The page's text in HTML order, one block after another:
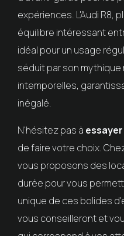
expériences. L'Audi R8,
équilibre intéressant
idéal pour un usage
séduit par son
intemporelles,
inégalé.
N'hésitez pas à
de faire votre choix.
vous proposons des
durée pour vous
unique de ces bolides
vous conseilleront et